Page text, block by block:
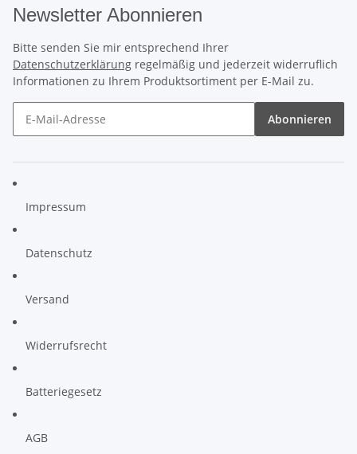
Newsletter Abonnieren
Bitte senden Sie mir entsprechend Ihrer
Datenschutzerklärung regelmäßig und jederzeit widerruflich
Informationen zu Ihrem Produktsortiment per E-Mail zu.
Abonnieren
Impressum
Datenschutz
Versand
Widerrufsrecht
Batteriegesetz
AGB